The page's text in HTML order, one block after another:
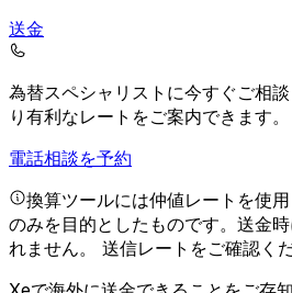
送金
為替スペシャリストに今すぐご相談
り有利なレートをご案内できます。
電話相談を予約
換算ツールには仲値レートを使
のみを目的としたものです。送金
れません。 送信レートをご確認くだ